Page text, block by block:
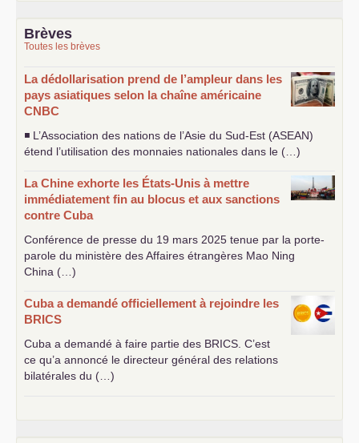
Brèves
Toutes les brèves
La dédollarisation prend de l’ampleur dans les
pays asiatiques selon la chaîne américaine
CNBC
◾ L’Association des nations de l’Asie du Sud-Est (ASEAN)
étend l’utilisation des monnaies nationales dans le (…)
La Chine exhorte les États-Unis à mettre
immédiatement fin au blocus et aux sanctions
contre Cuba
Conférence de presse du 19 mars 2025 tenue par la porte-
parole du ministère des Affaires étrangères Mao Ning
China (…)
Cuba a demandé officiellement à rejoindre les
BRICS
Cuba a demandé à faire partie des BRICS . C’est
ce qu’a annoncé le directeur général des relations
bilatérales du (…)